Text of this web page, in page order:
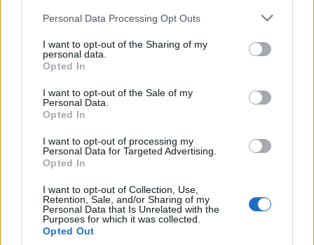
Please note that this website/app uses one or more Google
not limited to your visit or usage behaviour. You may click to
grant or deny consent to Google and its third-party tags to
use your data for below specified purposes in below Google
consent section.
Personal Data Processing Opt Outs
I want to opt-out of the Sharing of my
personal data.
Opted In
I want to opt-out of the Sale of my
Personal Data.
Opted In
I want to opt-out of processing my
Personal Data for Targeted Advertising.
Opted In
I want to opt-out of Collection, Use,
Retention, Sale, and/or Sharing of my
Personal Data that Is Unrelated with the
Purposes for which it was collected.
Opted Out
rifiutò la Costa Smeralda
Nuovo sportello rifiuti a Palau, una svolta per gli
utenti